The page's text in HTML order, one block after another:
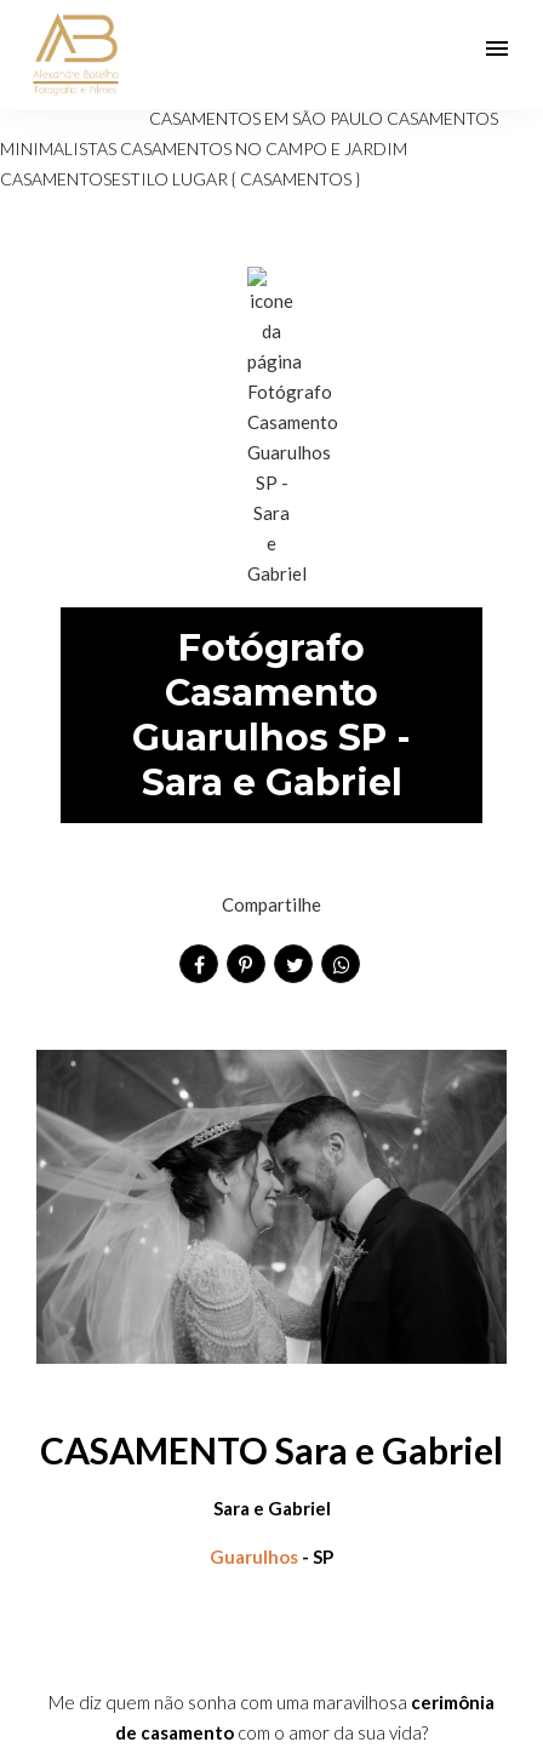
menu
CASAMENTOS EM SÃO PAULO CASAMENTOS
MINIMALISTAS CASAMENTOS NO CAMPO E JARDIM
CASAMENTOSESTILO LUGAR { CASAMENTOS }
Fotógrafo
Casamento
Guarulhos SP -
Sara e Gabriel
Compartilhe
CASAMENTO Sara e Gabriel
Sara e Gabriel
Guarulhos - SP
Me diz quem não sonha com uma maravilhosa cerimônia
de casamento com o amor da sua vida?